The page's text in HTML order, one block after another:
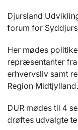
Djursland
forum for
Her mødes
repræsentanter
erhvervsliv samt
Region Midtjylland.
DUR mødes til 4
drøftes udvalgte